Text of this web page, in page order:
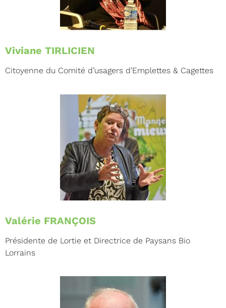
Viviane TIRLICIEN
Citoyenne du Comité d’usagers d’Emplettes & Cagettes
Valérie FRANÇOIS
Présidente de Lortie et Directrice de Paysans Bio
Lorrains